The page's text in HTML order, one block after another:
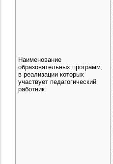
Наименование
образовательных программ,
в реализации которых
участвует педагогический
работник